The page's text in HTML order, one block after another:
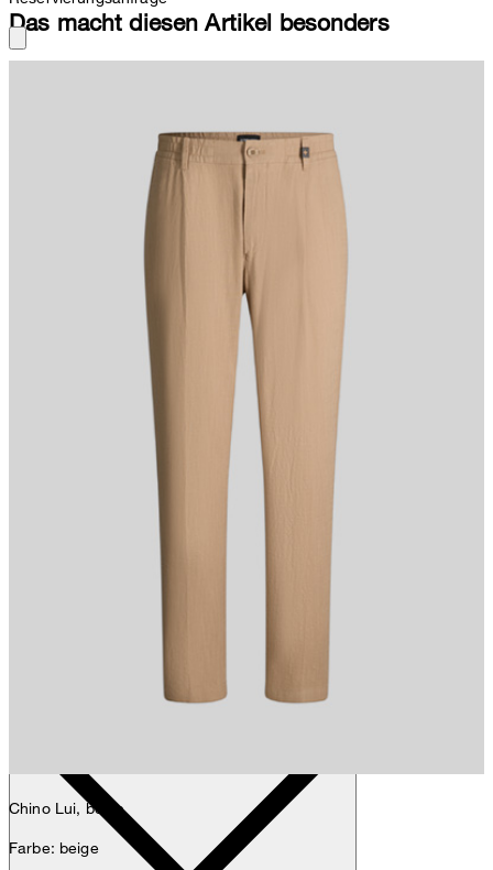
Chino Lui, beige
Farbe: beige
Das macht diesen Artikel besonders
Akzente. Für lässigen Komfort sorgt der elastisch gesmokte Bund.